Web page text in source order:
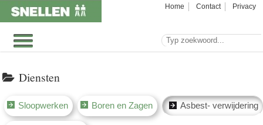
Home Contact Privacy
Diensten
Sloopwerken Boren en Zagen Asbest- verwijdering